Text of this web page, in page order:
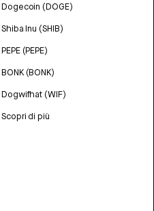
Dogecoin (DOGE)
Shiba Inu (SHIB)
PEPE (PEPE)
BONK (BONK)
Dogwifhat (WIF)
Scopri di più